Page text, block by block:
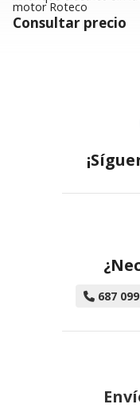
motor Roteco
Consultar precio
687